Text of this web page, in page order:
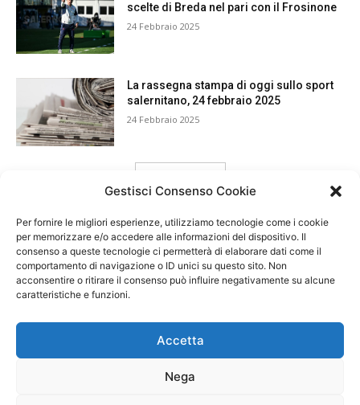
Gestisci Consenso Cookie
Per fornire le migliori esperienze, utilizziamo tecnologie come i cookie
per memorizzare e/o accedere alle informazioni del dispositivo. Il
consenso a queste tecnologie ci permetterà di elaborare dati come il
comportamento di navigazione o ID unici su questo sito. Non
acconsentire o ritirare il consenso può influire negativamente su alcune
caratteristiche e funzioni.
Accetta
Nega
scelte di Breda nel pari con il Frosinone
24 Febbraio 2025
La rassegna stampa di oggi sullo sport
salernitano, 24 febbraio 2025
24 Febbraio 2025